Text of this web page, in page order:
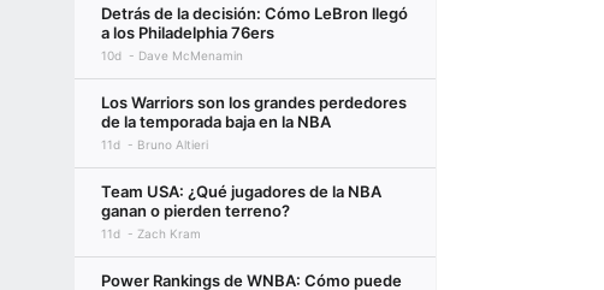
Detrás de la decisión: Cómo LeBron llegó
a los Philadelphia 76ers
10d Dave McMenamin
Los Warriors son los grandes perdedores
de la temporada baja en la NBA
11d Bruno Altieri
Team USA: ¿Qué jugadores de la NBA
ganan o pierden terreno?
11d Zach Kram
Power Rankings de WNBA: Cómo puede